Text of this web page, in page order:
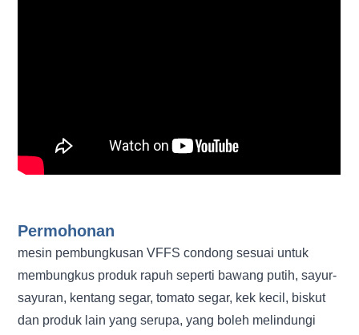
Permohonan
mesin pembungkusan VFFS condong sesuai untuk
membungkus produk rapuh seperti bawang putih, sayur-
sayuran, kentang segar, tomato segar, kek kecil, biskut
dan produk lain yang serupa, yang boleh melindungi